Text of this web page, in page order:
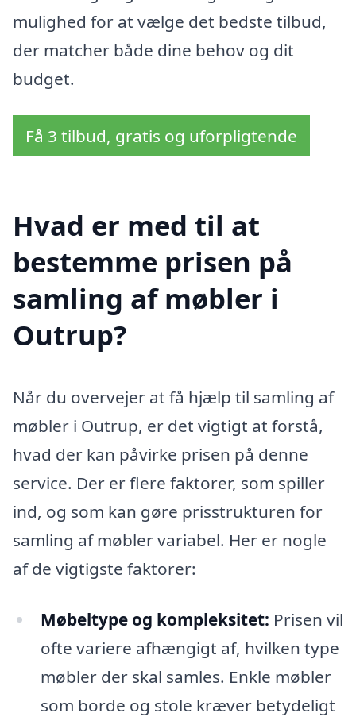
mulighed for at vælge det bedste tilbud,
der matcher både dine behov og dit
budget.
Få 3 tilbud, gratis og uforpligtende
Hvad er med til at
bestemme prisen på
samling af møbler i
Outrup?
Når du overvejer at få hjælp til samling af
møbler i Outrup, er det vigtigt at forstå,
hvad der kan påvirke prisen på denne
service. Der er flere faktorer, som spiller
ind, og som kan gøre prisstrukturen for
samling af møbler variabel. Her er nogle
af de vigtigste faktorer:
Møbeltype og kompleksitet: Prisen vil
ofte variere afhængigt af, hvilken type
møbler der skal samles. Enkle møbler
som borde og stole kræver betydeligt